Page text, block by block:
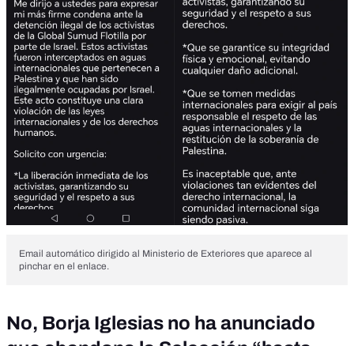
Email automático dirigido al Ministerio de Exteriores que aparece al
pinchar en el enlace.
No, Borja Iglesias no ha anunciado